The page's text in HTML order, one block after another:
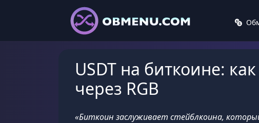
USDT на биткоине:
через RGB
«Биткоин заслуживает стейблкоина,